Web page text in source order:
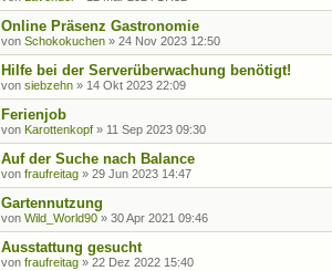
Online Präsenz Gastronomie
von Schokokuchen » 24 Nov 2023 12:50
Hilfe bei der Serverüberwachung benötigt!
von siebzehn » 14 Okt 2023 22:09
Ferienjob
von Karottenkopf » 11 Sep 2023 09:30
Auf der Suche nach Balance
von fraufreitag » 29 Jun 2023 14:47
Gartennutzung
von Wild_World90 » 30 Apr 2021 09:46
Ausstattung gesucht
von fraufreitag » 22 Dez 2022 15:40